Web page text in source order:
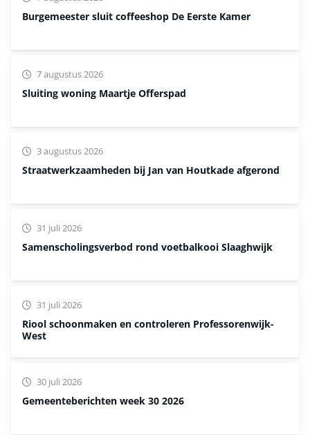
Burgemeester sluit coffeeshop De Eerste Kamer
Sluiting woning Maartje Offerspad
7 augustus 2026
Straatwerkzaamheden bij Jan van Houtkade afgerond
3 augustus 2026
Samenscholingsverbod rond voetbalkooi Slaaghwijk
31 juli 2026
Riool schoonmaken en controleren Professorenwijk-
West
31 juli 2026
Gemeenteberichten week 30 2026
30 juli 2026